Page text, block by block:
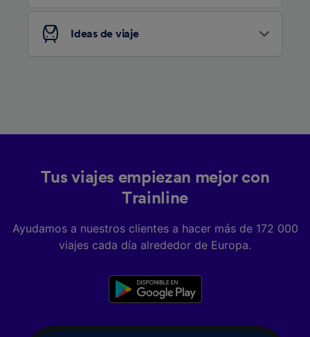
Ideas de viaje
Tus viajes empiezan mejor con
Trainline
Ayudamos a nuestros clientes a hacer más de 172 000
viajes cada día alrededor de Europa.